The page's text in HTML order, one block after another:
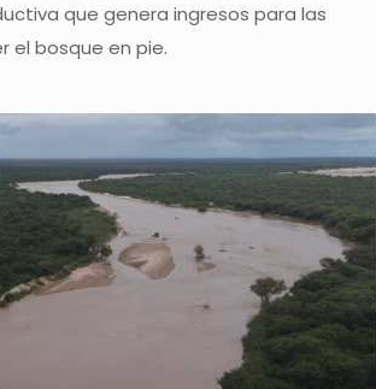
que genera ingresos para las
el bosque en pie.